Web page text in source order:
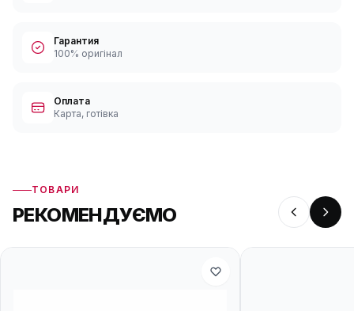
Гарантия
100% оригінал
Оплата
Карта, готівка
ТОВАРИ
РЕКОМЕНДУЄМО